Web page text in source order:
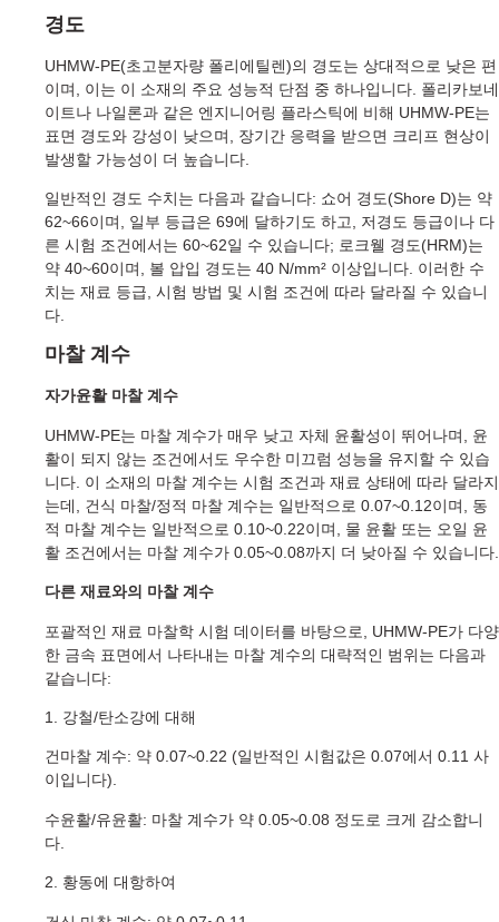
경도
UHMW-PE(초고분자량 폴리에틸렌)의 경도는 상대적으로 낮은 편
이며, 이는 이 소재의 주요 성능적 단점 중 하나입니다. 폴리카보네
이트나 나일론과 같은 엔지니어링 플라스틱에 비해 UHMW-PE는
표면 경도와 강성이 낮으며, 장기간 응력을 받으면 크리프 현상이
발생할 가능성이 더 높습니다.
일반적인 경도 수치는 다음과 같습니다: 쇼어 경도(Shore D)는 약
62~66이며, 일부 등급은 69에 달하기도 하고, 저경도 등급이나 다
른 시험 조건에서는 60~62일 수 있습니다; 로크웰 경도(HRM)는
약 40~60이며, 볼 압입 경도는 40 N/mm² 이상입니다. 이러한 수
치는 재료 등급, 시험 방법 및 시험 조건에 따라 달라질 수 있습니
다.
마찰 계수
자가윤활 마찰 계수
UHMW-PE는 마찰 계수가 매우 낮고 자체 윤활성이 뛰어나며, 윤
활이 되지 않는 조건에서도 우수한 미끄럼 성능을 유지할 수 있습
니다. 이 소재의 마찰 계수는 시험 조건과 재료 상태에 따라 달라지
는데, 건식 마찰/정적 마찰 계수는 일반적으로 0.07~0.12이며, 동
적 마찰 계수는 일반적으로 0.10~0.22이며, 물 윤활 또는 오일 윤
활 조건에서는 마찰 계수가 0.05~0.08까지 더 낮아질 수 있습니다.
다른 재료와의 마찰 계수
포괄적인 재료 마찰학 시험 데이터를 바탕으로, UHMW-PE가 다양
한 금속 표면에서 나타내는 마찰 계수의 대략적인 범위는 다음과
같습니다:
1. 강철/탄소강에 대해
건마찰 계수: 약 0.07~0.22 (일반적인 시험값은 0.07에서 0.11 사
이입니다).
수윤활/유윤활: 마찰 계수가 약 0.05~0.08 정도로 크게 감소합니
다.
2. 황동에 대항하여